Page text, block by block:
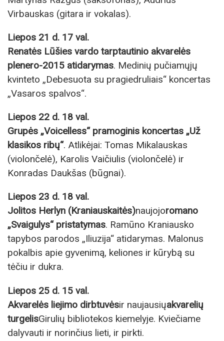
Virbauskas (gitara ir vokalas).
Liepos 21 d. 17 val.
Renatės Lūšies vardo tarptautinio akvarelės
plenero-2015 atidarymas. Medinių pučiamųjų
kvinteto „Debesuota su pragiedruliais“ koncertas
„Vasaros spalvos“.
Liepos 22 d. 18 val.
Grupės „Voicelless“ pramoginis koncertas „Už
klasikos ribų“. Atlikėjai: Tomas Mikalauskas
(violončelė), Karolis Vaičiulis (violončelė) ir
Konradas Daukšas (būgnai).
Liepos 23 d. 18 val.
Jolitos Herlyn (Kraniauskaitės)naujojoromano
„Svaigulys“ pristatymas. Ramūno Kraniausko
tapybos parodos „Iliuzija“ atidarymas. Malonus
pokalbis apie gyvenimą, keliones ir kūrybą su
tėčiu ir dukra.
Liepos 25 d. 15 val.
Akvarelės liejimo dirbtuvėsir naujausiųakvarelių
turgelisGirulių bibliotekos kiemelyje. Kviečiame
dalyvauti ir norinčius lieti, ir pirkti.